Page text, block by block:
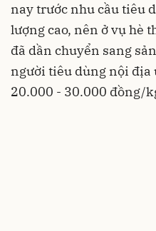
nay trước nhu cầu tiêu
lượng cao, nên ở vụ hè
đã dần chuyển sang
người tiêu dùng nội địa
20.000 - 30.000 đồng/